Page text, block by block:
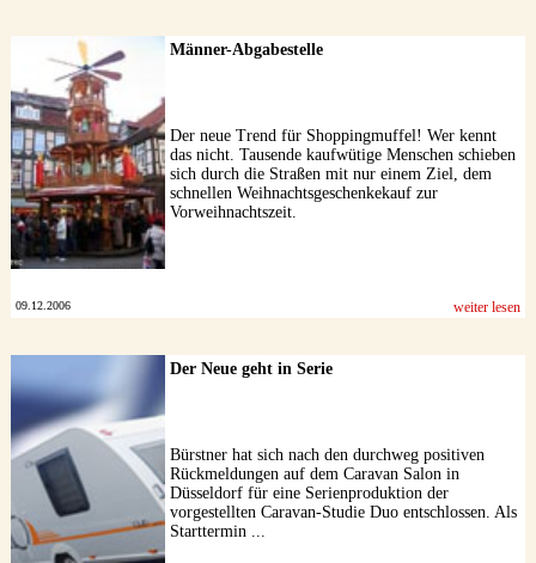
Männer-Abgabestelle
Der neue Trend für Shoppingmuffel! Wer kennt
das nicht. Tausende kaufwütige Menschen schieben
sich durch die Straßen mit nur einem Ziel, dem
schnellen Weihnachtsgeschenkekauf zur
Vorweihnachtszeit.
09.12.2006 weiter lesen
Der Neue geht in Serie
Bürstner hat sich nach den durchweg positiven
Rückmeldungen auf dem Caravan Salon in
Düsseldorf für eine Serienproduktion der
vorgestellten Caravan-Studie Duo entschlossen. Als
Starttermin ...